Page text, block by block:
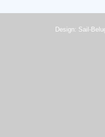
Design: Sail-